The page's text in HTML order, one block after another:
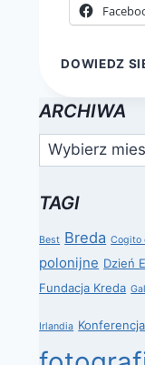
DOWIEDZ
ARCHIWA
Archiwa
TAGI
Best Breda Cogito
polonijne Dzień
Fundacja Kreda
Irlandia Konferencja